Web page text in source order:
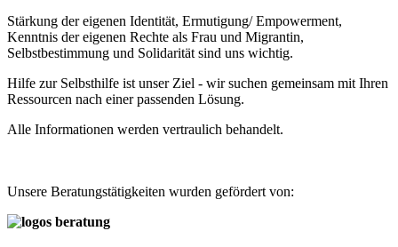
Stärkung der eigenen Identität, Ermutigung/ Empowerment,
Kenntnis der eigenen Rechte als Frau und Migrantin,
Selbstbestimmung und Solidarität sind uns wichtig.
Hilfe zur Selbsthilfe ist unser Ziel - wir suchen gemeinsam mit Ihren
Ressourcen nach einer passenden Lösung.
Alle Informationen werden vertraulich behandelt.
Unsere Beratungstätigkeiten wurden gefördert von: